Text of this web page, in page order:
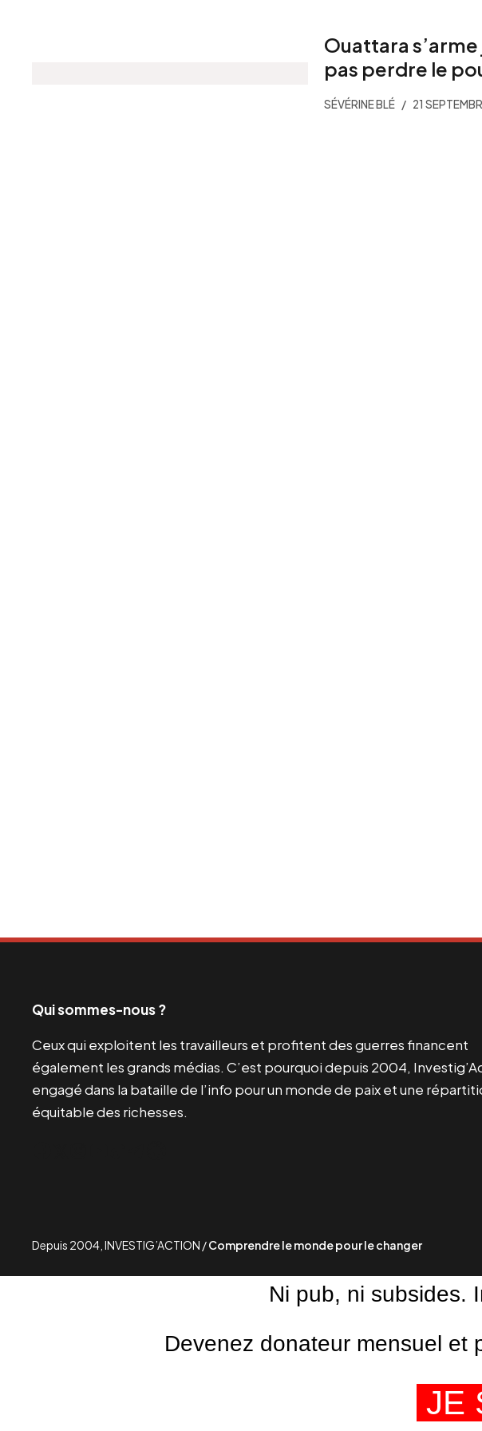
Ouattara
pas perdre le
SÉVÉRINE BLÉ 21
Qui sommes-nous ?
Ceux qui exploitent les travailleurs et profitent des guerres financent
également les grands médias. C’est pourquoi depuis 2004,
engagé dans la bataille de l’info pour un monde de paix et une
équitable des richesses.
Depuis 2004, INVESTIG’ACTION /Comprendre le monde pour le changer
Ni pub, ni subsides.
Devenez donateur mensuel et
JE